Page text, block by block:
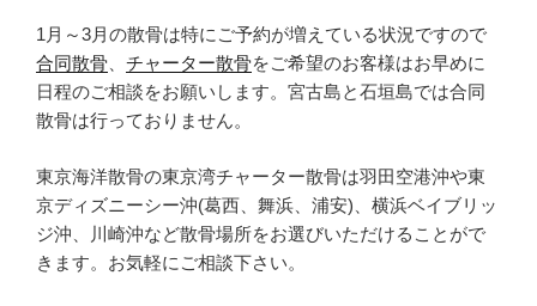
1月～3月の散骨は特にご予約が増えている状況ですので
合同散骨
チャーター散骨をご希望のお客様はお早めに
日程のご相談をお願いします。宮古島と石垣島では合同
散骨は行っておりません。
東京海洋散骨の東京湾チャーター散骨は羽田空港沖や東
京ディズニーシー沖(葛西、舞浜、浦安)、横浜ベイブリッ
ジ沖、川崎沖など散骨場所をお選びいただけることがで
きます。お気軽にご相談下さい。